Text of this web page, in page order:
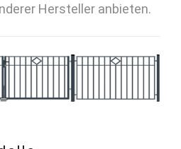
Hersteller anbieten.